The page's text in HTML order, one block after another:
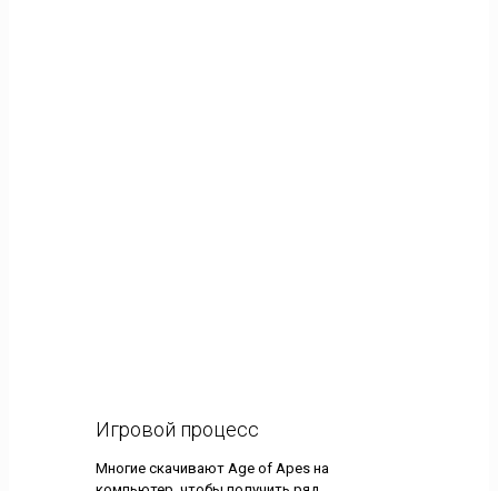
Игровой процесс
Многие скачивают Age of Apes на